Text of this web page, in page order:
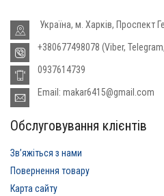
Україна, м. Харків, Проспект
+380677498078 (Viber,
0937614739
Email: makar6415@gmail.com
Обслуговування клієнтів
Звʼяжіться з нами
Повернення товару
Карта сайту